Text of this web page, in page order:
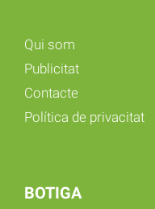
Qui som
Publicitat
Contacte
Política de privacitat
BOTIGA